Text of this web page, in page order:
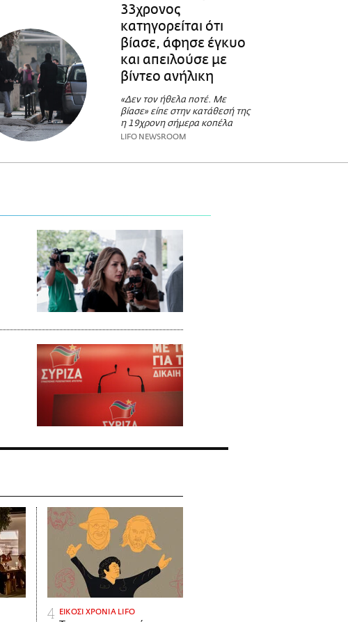
33χρονος
κατηγορείται ότι
βίασε, άφησε έγκυο
και απειλούσε με
βίντεο ανήλικη
«Δεν τον ήθελα ποτέ. Με
βίασε» είπε στην κατάθεσή της
η 19χρονη σήμερα κοπέλα
LIFO NEWSROOM
ΕΙΚΟΣΙ ΧΡΟΝΙΑ LIFO